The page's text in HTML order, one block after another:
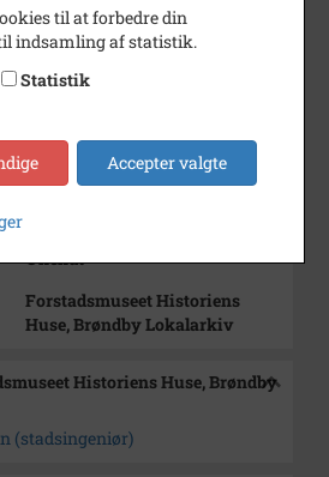
kommune.
V/rejsegilde Brøndbyøster Nord
med tømremestrene Oluf
1957
Ukendt
Forstadsmuseet Historiens
Huse, Brøndby Lokalarkiv
Historiens Huse, Brøndby
(stadsingeniør)
til at forbedre din
indsamling af statistik.
Statistik
Accepter valgte